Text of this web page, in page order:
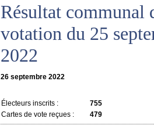
Résultat communal
votation du 25
2022
26 septembre 2022
Électeurs inscrits :
755
Cartes de vote reçues :
479